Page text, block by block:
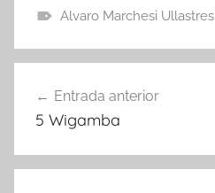
Alvaro Marchesi Ullastres
de
Entrada anterior
5 Wigamba